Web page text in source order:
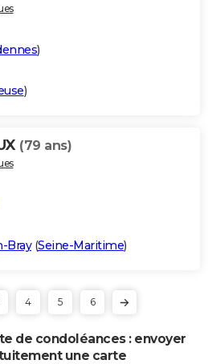
)
)
(79 ans)
Bray(Seine-Maritime)
4 5 6
de condoléances : envoyer
une carte